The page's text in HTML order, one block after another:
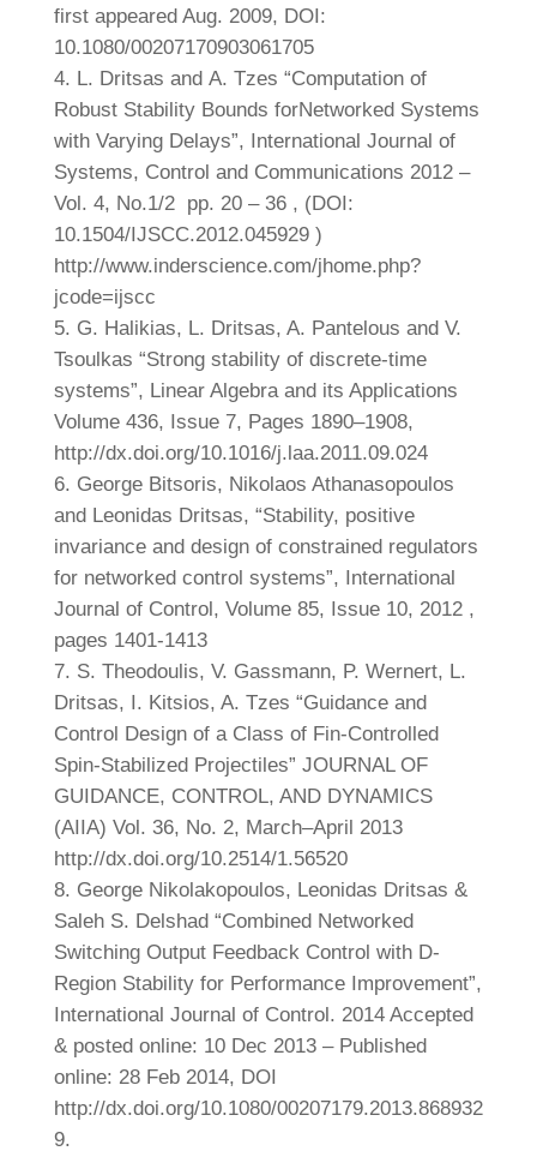
first appeared Aug. 2009, DOI:
10.1080/00207170903061705
L. Dritsas and Α. Tzes “Computation of
Robust Stability Bounds forNetworked Systems
with Varying Delays”, International Journal of
Systems, Control and Communications 2012 –
Vol. 4, No.1/2 pp. 20 – 36 , (DOI:
10.1504/IJSCC.2012.045929 )
http://www.inderscience.com/jhome.php?
jcode=ijscc
G. Halikias, L. Dritsas, A. Pantelous and V.
Tsoulkas “Strong stability of discrete-time
systems”, Linear Algebra and its Applications
Volume 436, Issue 7, Pages 1890–1908,
http://dx.doi.org/10.1016/j.laa.2011.09.024
George Bitsoris, Nikolaos Athanasopoulos
and Leonidas Dritsas, “Stability, positive
invariance and design of constrained regulators
for networked control systems”, International
Journal of Control, Volume 85, Issue 10, 2012 ,
pages 1401-1413
S. Theodoulis, V. Gassmann, P. Wernert, L.
Dritsas, I. Kitsios, A. Tzes “Guidance and
Control Design of a Class of Fin-Controlled
Spin-Stabilized Projectiles” JOURNAL OF
GUIDANCE, CONTROL, AND DYNAMICS
(AIIA) Vol. 36, No. 2, March–April 2013
http://dx.doi.org/10.2514/1.56520
George Nikolakopoulos, Leonidas Dritsas &
Saleh S. Delshad “Combined Networked
Switching Output Feedback Control with D-
Region Stability for Performance Improvement”,
International Journal of Control. 2014 Accepted
& posted online: 10 Dec 2013 – Published
online: 28 Feb 2014, DOI
http://dx.doi.org/10.1080/00207179.2013.868932